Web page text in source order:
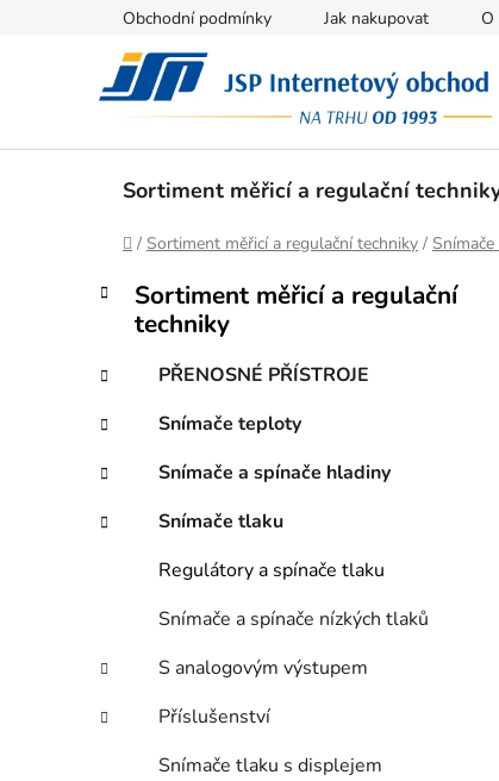
Obchodní podmínky Jak nakupovat O
Sortiment měřicí a regulační
Domů
/ Sortiment měřicí a regulační techniky /
P
t
a
n
í
e
l
Přeskočit
kategorie
K
a
g
r
i
e
Sortiment měřicí a regulační
techniky
PŘENOSNÉ PŘÍSTROJE
Snímače teploty
Snímače a spínače hladiny
Snímače tlaku
Regulátory a spínače tlaku
Snímače a spínače nízkých tlaků
S analogovým výstupem
Příslušenství
Snímače tlaku s displejem